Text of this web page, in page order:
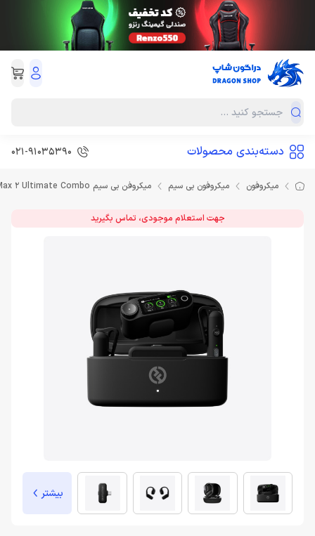
دسته‌بندی محصولات 021-91035390
میکروفون میکروفون بی سیم میکروفن بی سیم Hollyland Lark Max 2 Ultimate Combo
جهت استعلام موجودی، تماس بگیرید
بیشتر